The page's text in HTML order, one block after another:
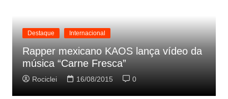
Destaque Internacional
Rapper mexicano KAOS lança vídeo da
música “Carne Fresca”
Rociclei 16/08/2015 0